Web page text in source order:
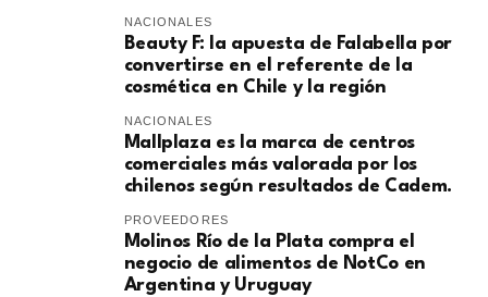
NACIONALES
Beauty F: la apuesta de Falabella por
convertirse en el referente de la
cosmética en Chile y la región
NACIONALES
Mallplaza es la marca de centros
comerciales más valorada por los
chilenos según resultados de Cadem.
PROVEEDORES
Molinos Río de la Plata compra el
negocio de alimentos de NotCo en
Argentina y Uruguay